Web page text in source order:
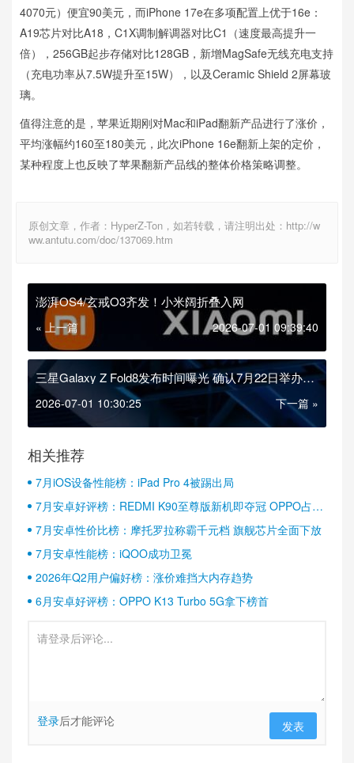
4070元）便宜90美元，而iPhone 17e在多项配置上优于16e：
A19芯片对比A18，C1X调制解调器对比C1（速度最高提升一
倍），256GB起步存储对比128GB，新增MagSafe无线充电支持
（充电功率从7.5W提升至15W），以及Ceramic Shield 2屏幕玻
璃。
值得注意的是，苹果近期刚对Mac和iPad翻新产品进行了涨价，
平均涨幅约160至180美元，此次iPhone 16e翻新上架的定价，
某种程度上也反映了苹果翻新产品线的整体价格策略调整。
原创文章，作者：HyperZ-Ton，如若转载，请注明出处：http://w
ww.antutu.com/doc/137069.htm
澎湃OS4/玄戒O3齐发！小米阔折叠入网
« 上一篇 2026-07-01 09:39:40
三星Galaxy Z Fold8发布时间曝光 确认7月22日举办
Unpacked活动
2026-07-01 10:30:25 下一篇 »
相关推荐
7月iOS设备性能榜：iPad Pro 4被踢出局
7月安卓好评榜：REDMI K90至尊版新机即夺冠 OPPO占据
半壁江山
7月安卓性价比榜：摩托罗拉称霸千元档 旗舰芯片全面下放
7月安卓性能榜：iQOO成功卫冕
2026年Q2用户偏好榜：涨价难挡大内存趋势
6月安卓好评榜：OPPO K13 Turbo 5G拿下榜首
登录后才能评论 发表